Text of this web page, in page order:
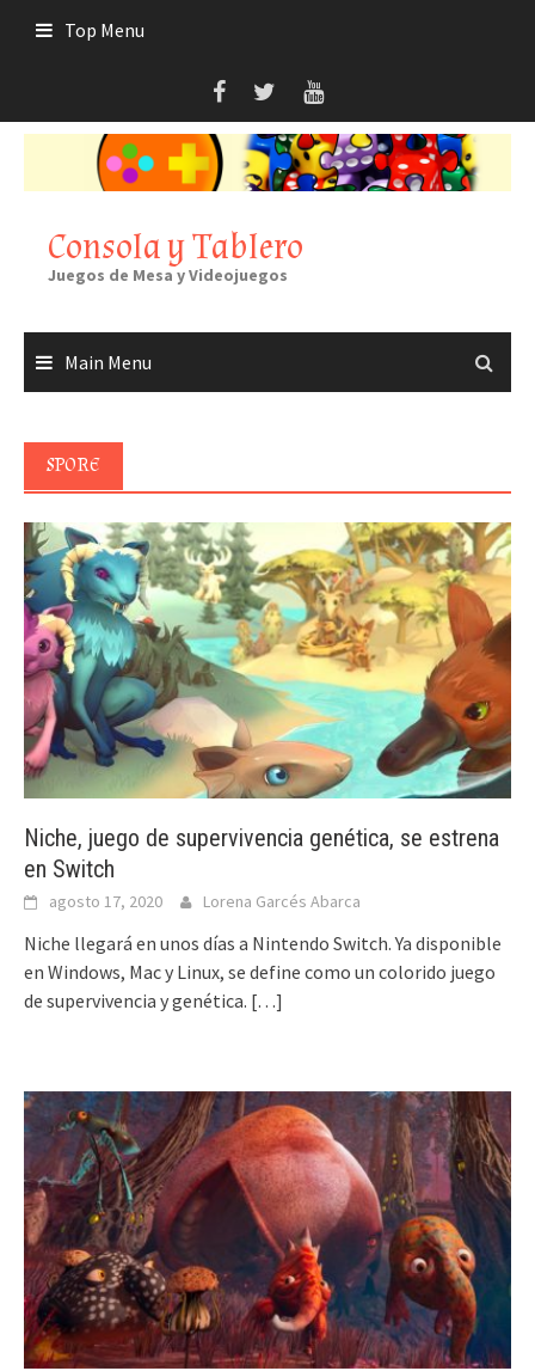
Top Menu
Consola y Tablero
Juegos de Mesa y Videojuegos
Main Menu
SPORE
Niche, juego de supervivencia genética, se estrena
en Switch
agosto 17, 2020 Lorena Garcés Abarca
Niche llegará en unos días a Nintendo Switch. Ya disponible
en Windows, Mac y Linux, se define como un colorido juego
de supervivencia y genética. […]